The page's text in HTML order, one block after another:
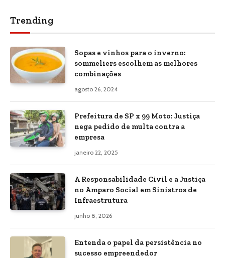
Trending
Sopas e vinhos para o inverno:
sommeliers escolhem as melhores
combinações
agosto 26, 2024
Prefeitura de SP x 99 Moto: Justiça
nega pedido de multa contra a
empresa
janeiro 22, 2025
A Responsabilidade Civil e a Justiça
no Amparo Social em Sinistros de
Infraestrutura
junho 8, 2026
Entenda o papel da persistência no
sucesso empreendedor